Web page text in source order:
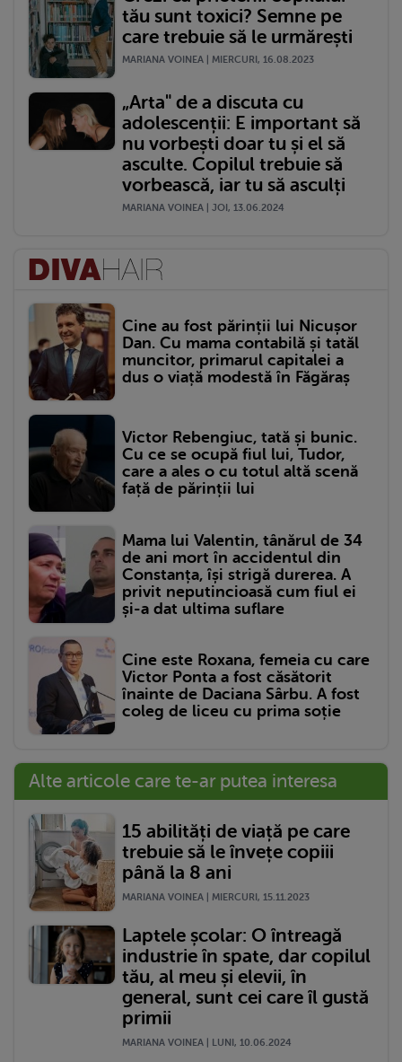
tău sunt toxici? Semne pe
care trebuie să le urmărești
MARIANA VOINEA | MIERCURI, 16.08.2023
„Arta" de a discuta cu
adolescenții: E important să
nu vorbești doar tu și el să
asculte. Copilul trebuie să
vorbească, iar tu să asculți
MARIANA VOINEA | JOI, 13.06.2024
Cine au fost părinții lui Nicușor
Dan. Cu mama contabilă și tatăl
muncitor, primarul capitalei a
dus o viață modestă în Făgăraș
Victor Rebengiuc, tată și bunic.
Cu ce se ocupă fiul lui, Tudor,
care a ales o cu totul altă scenă
față de părinții lui
Mama lui Valentin, tânărul de 34
de ani mort în accidentul din
Constanța, își strigă durerea. A
privit neputincioasă cum fiul ei
și-a dat ultima suflare
Cine este Roxana, femeia cu care
Victor Ponta a fost căsătorit
înainte de Daciana Sârbu. A fost
coleg de liceu cu prima soție
Alte articole care te-ar putea interesa
15 abilități de viață pe care
trebuie să le învețe copiii
până la 8 ani
MARIANA VOINEA | MIERCURI, 15.11.2023
Laptele școlar: O întreagă
industrie în spate, dar copilul
tău, al meu și elevii, în
general, sunt cei care îl gustă
primii
MARIANA VOINEA | LUNI, 10.06.2024